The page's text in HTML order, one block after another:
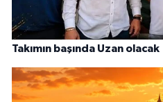
Takımın başında Uzan olacak